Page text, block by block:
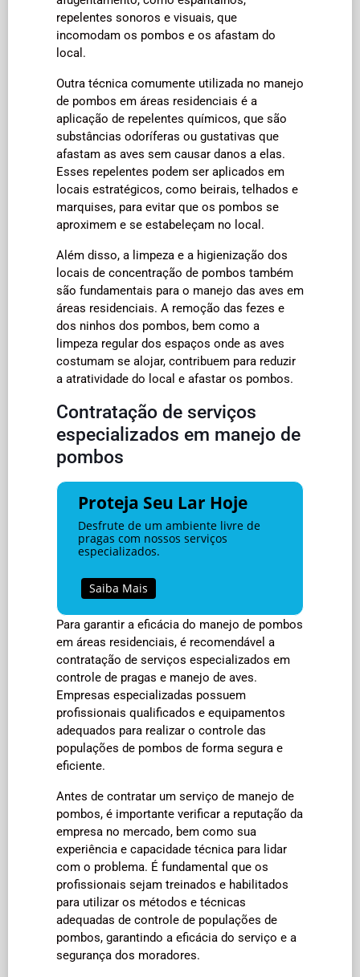
repelentes sonoros e visuais, que
incomodam os pombos e os afastam do
local.
Outra técnica comumente utilizada no manejo
de pombos em áreas residenciais é a
aplicação de repelentes químicos, que são
substâncias odoríferas ou gustativas que
afastam as aves sem causar danos a elas.
Esses repelentes podem ser aplicados em
locais estratégicos, como beirais, telhados e
marquises, para evitar que os pombos se
aproximem e se estabeleçam no local.
Além disso, a limpeza e a higienização dos
locais de concentração de pombos também
são fundamentais para o manejo das aves em
áreas residenciais. A remoção das fezes e
dos ninhos dos pombos, bem como a
limpeza regular dos espaços onde as aves
costumam se alojar, contribuem para reduzir
a atratividade do local e afastar os pombos.
Contratação de serviços
especializados em manejo de
pombos
Proteja Seu Lar Hoje
Desfrute de um ambiente livre de
pragas com nossos serviços
especializados.
Saiba Mais
Para garantir a eficácia do manejo de pombos
em áreas residenciais, é recomendável a
contratação de serviços especializados em
controle de pragas e manejo de aves.
Empresas especializadas possuem
profissionais qualificados e equipamentos
adequados para realizar o controle das
populações de pombos de forma segura e
eficiente.
Antes de contratar um serviço de manejo de
pombos, é importante verificar a reputação da
empresa no mercado, bem como sua
experiência e capacidade técnica para lidar
com o problema. É fundamental que os
profissionais sejam treinados e habilitados
para utilizar os métodos e técnicas
adequadas de controle de populações de
pombos, garantindo a eficácia do serviço e a
segurança dos moradores.